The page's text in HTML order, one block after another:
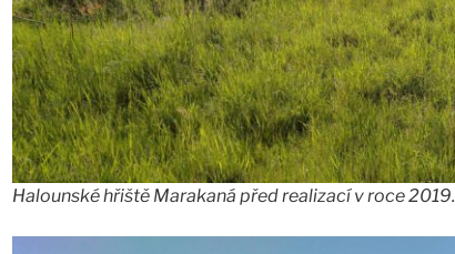
Halounské hřiště Marakaná před realizací v roce 2019.